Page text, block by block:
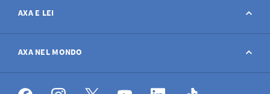
AXA E LEI
Contatto
Avviso sinistro
AXA NEL MONDO
AXA nel mondo